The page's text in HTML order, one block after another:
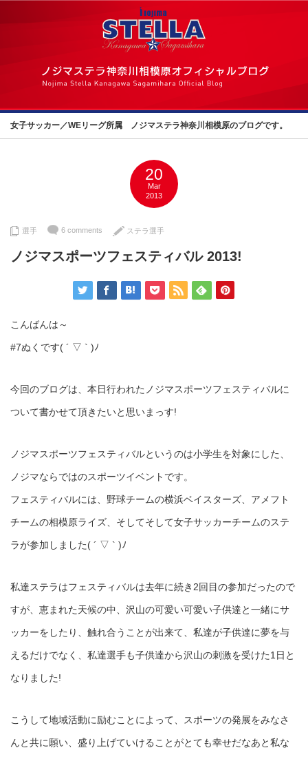
女子サッカー／WEリーグ所属 ノジマステラ神奈川相模原のブログです。
20
Mar
2013
選手 6 comments ステラ選手
ノジマスポーツフェスティバル 2013!
こんばんは～
#7ぬくです( ´ ▽ ` )ﾉ
今回のブログは、本日行われたノジマスポーツフェスティバルに
ついて書かせて頂きたいと思いまっす!
ノジマスポーツフェスティバルというのは小学生を対象にした、
ノジマならではのスポーツイベントです。
フェスティバルには、野球チームの横浜ベイスターズ、アメフト
チームの相模原ライズ、そしてそして女子サッカーチームのステ
ラが参加しました( ´ ▽ ` )ﾉ
私達ステラはフェスティバルは去年に続き2回目の参加だったので
すが、恵まれた天候の中、沢山の可愛い可愛い子供達と一緒にサ
ッカーをしたり、触れ合うことが出来て、私達が子供達に夢を与
えるだけでなく、私達選手も子供達から沢山の刺激を受けた1日と
なりました!
こうして地域活動に励むことによって、スポーツの発展をみなさ
んと共に願い、盛り上げていけることがとても幸せだなあと私な